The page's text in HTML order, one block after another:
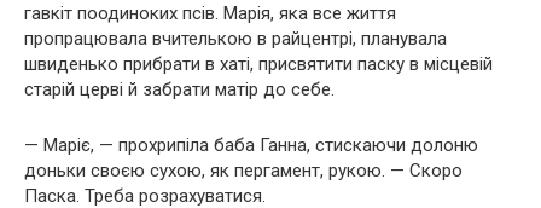
гавкіт поодиноких псів. Марія, яка все життя
пропрацювала вчителькою в райцентрі, планувала
швиденько прибрати в хаті, присвятити паску в місцевій
старій церві й забрати матір до себе.
— Маріє, — прохрипіла баба Ганна, стискаючи долоню
доньки своєю сухою, як пергамент, рукою. — Скоро
Паска. Треба розрахуватися.